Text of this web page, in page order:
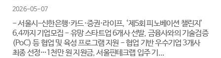
2026-05-07
- 서울시-신한은행·카드·증권·라이프, ‘제5회 피노베이션 챌린지’
6.4까지 기업모집 - 유망 스타트업 6개사 선발, 금융사와의 기술검증
(PoC) 등 협업 및 육성 프로그램 지원 - 협업 기반 우수기업 3개사
최종 선정…1천만 원 지원금, 서울핀테크랩 입주 기...